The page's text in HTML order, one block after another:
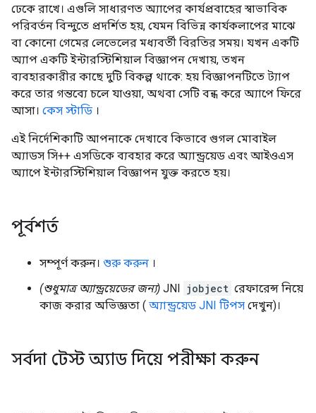
ঢেকে রাখে। এগুলি সাধারণত অ্যাপের কার্যপ্রবাহের স্বাভাবিক
পরিবর্তন বিন্দুতে প্রদর্শিত হয়, যেমন বিভিন্ন কার্যকলাপের মাঝে
বা কোনো গেমের লেভেলের মধ্যবর্তী বিরতির সময়। যখন একটি
অ্যাপ একটি ইন্টারস্টিশিয়াল বিজ্ঞাপন দেখায়, তখন
ব্যবহারকারীর কাছে দুটি বিকল্প থাকে: হয় বিজ্ঞাপনটিতে ট্যাপ
করে তার গন্তব্যে চলে যাওয়া, অথবা সেটি বন্ধ করে অ্যাপে ফিরে
আসা। কেস স্টাডি ।
এই নির্দেশিকাটি আপনাকে দেখাবে কিভাবে গুগল মোবাইল
অ্যাডস সি++ এসডিকে ব্যবহার করে অ্যান্ড্রয়েড এবং আইওএস
অ্যাপে ইন্টারস্টিশিয়াল বিজ্ঞাপন যুক্ত করতে হয়।
পূর্বশর্ত
সম্পূর্ণ করুন। শুরু করুন ।
(শুধুমাত্র অ্যান্ড্রয়েডের জন্য) JNI jobject রেফারেন্স নিয়ে
কাজ করার অভিজ্ঞতা ( অ্যান্ড্রয়েড JNI টিপস দেখুন)।
সর্বদা টেস্ট অ্যাড দিয়ে পরীক্ষা করুন